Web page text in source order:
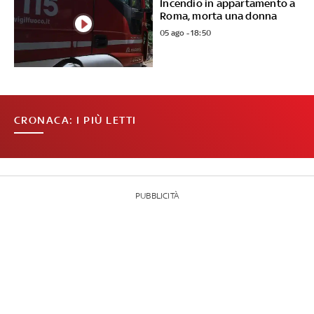
Incendio in appartamento a
Roma, morta una donna
05 ago - 18:50
CRONACA: I PIÙ LETTI
PUBBLICITÀ